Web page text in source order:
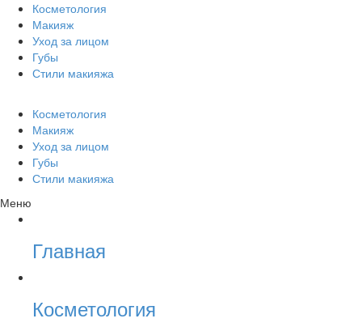
Косметология
Макияж
Уход за лицом
Губы
Стили макияжа
Косметология
Макияж
Уход за лицом
Губы
Стили макияжа
Меню
Главная
Косметология